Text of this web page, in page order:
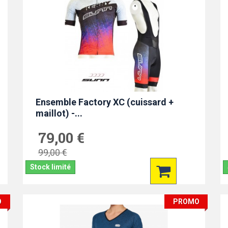
Ensemble Factory XC (cuissard +
maillot) -...
79,00 €
99,00 €
Stock limité
PROMO